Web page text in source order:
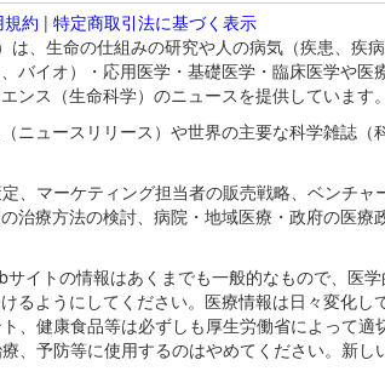
約 | 特定商取引法に基づく表示
、生命の仕組みの研究や人の病気（疾患、疾
バイオ）・応用医学・基礎医学・臨床医学や
ンス（生命科学）のニュースを提供しています
ニュースリリース）や世界の主要な科学雑誌
、マーケティング担当者の販売戦略、ベンチ
治療方法の検討、病院・地域医療・政府の医
イトの情報はあくまでも一般的なもので、医
るようにしてください。医療情報は日々変化
、健康食品等は必ずしも厚生労働省によって
、予防等に使用するのはやめてください。新